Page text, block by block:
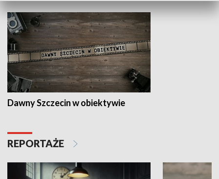
Dawny Szczecin w obiektywie
REPORTAŻE